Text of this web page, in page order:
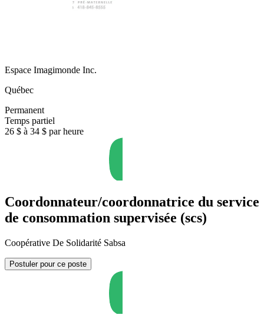
Espace Imagimonde Inc.
Québec
Permanent
Temps partiel
26 $ à 34 $ par heure
Coordonnateur/coordonnatrice du service
de consommation supervisée (scs)
Coopérative De Solidarité Sabsa
Postuler pour ce poste